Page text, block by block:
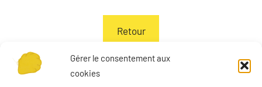
Gérer le consentement aux
cookies
Retour